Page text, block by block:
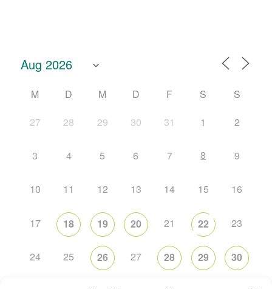
M D M D F S
S
27
28 29 30 31 1 2
3 4 5 6 7 8 9
10 11 12 13 14 15 16
17 18 19 20 21 22 23
24 25 26 27 28 29 30